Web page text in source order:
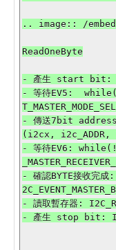
.. image:: /
ReadOneByte
- 產生 start bit:
- 等待EV5:
- 傳送7bit address
(i2cx,
- 等待EV6:
- 確認BYTE接收
- 讀取暫存器:
- 產生 stop bit: